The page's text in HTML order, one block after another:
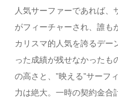
人気サーファーであれば、
がフィーチャーされ、誰も
カリスマ的人気を誇るデー
った成績が残せなかったも
の高さと、”映える”サーフ
力は絶大。一時の契約金合